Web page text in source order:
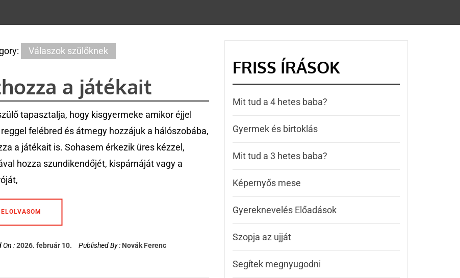
Válaszok szülőknek
a játékait
tapasztalja, hogy kisgyermeke amikor éjjel
felébred és átmegy hozzájuk a hálószobába,
a játékait is. Sohasem érkezik üres kézzel,
hozza szundikendőjét, kispárnáját vagy a
ELOLVASOM
On :2026. február 10. Published By : Novák Ferenc
FRISS ÍRÁSOK
Mit tud a 4 hetes baba?
Gyermek és birtoklás
Mit tud a 3 hetes baba?
Képernyős mese
Gyereknevelés Előadások
Szopja az ujját
Segítek megnyugodni